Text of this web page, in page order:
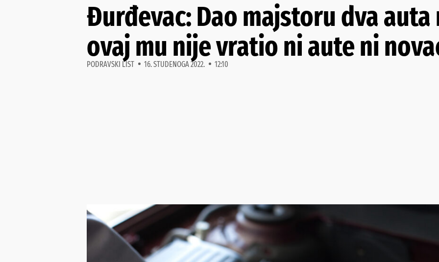
Đurđevac: Dao majstoru dva
ovaj mu nije vratio ni aute ni
PODRAVSKI LIST 16. STUDENOGA 2022. 12:10